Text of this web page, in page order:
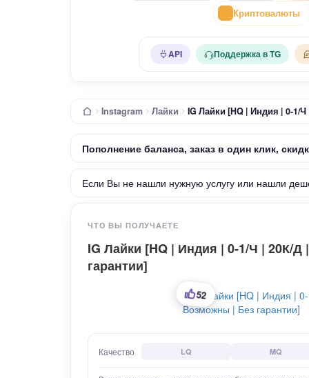
Криптовалюты
API Поддержка в TG
Instagram Лайки IG Лайки [HQ | Индия | 0-1/
Пополнение баланса, заказ в один клик,
Если Вы не нашли нужную услугу или нашли
ЧТО ВЫ ПОЛУЧАЕТЕ
IG Лайки [HQ | Индия | 0-1/Ч | 20К/
гарантии]
52
Качество LQ MQ